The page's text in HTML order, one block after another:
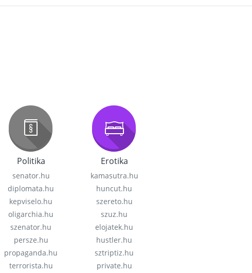
Politika
senator.hu
diplomata.hu
kepviselo.hu
oligarchia.hu
szenator.hu
persze.hu
propaganda.hu
terrorista.hu
Erotika
kamasutra.hu
huncut.hu
szereto.hu
szuz.hu
elojatek.hu
hustler.hu
sztriptiz.hu
private.hu